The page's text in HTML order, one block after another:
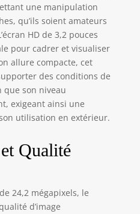
une manipulation
qu’ils soient amateurs
HD de 3,2 pouces
pour cadrer et visualiser
allure compacte, cet
des conditions de
que son niveau
exigeant ainsi une
utilisation en extérieur.
Qualité
24,2 mégapixels, le
d’image